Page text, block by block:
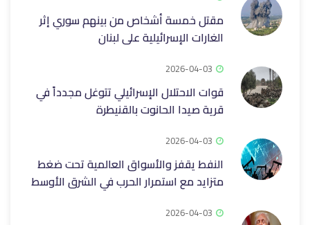
مقتل خمسة أشخاص من بينهم سوري إثر
الغارات الإسرائيلية على لبنان
2026-04-03
قوات الاحتلال الإسرائيلي تتوغل مجدداً في
قرية صيدا الحانوت بالقنيطرة
2026-04-03
النفط يقفز والأسواق العالمية تحت ضغط
متزايد مع استمرار الحرب في الشرق الأوسط
2026-04-03